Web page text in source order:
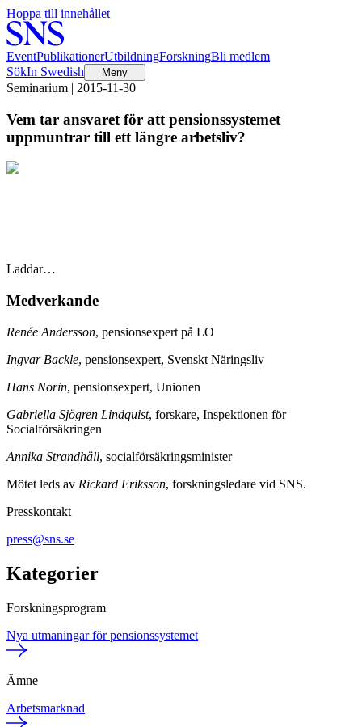
Hoppa till innehållet
EventPublikationerUtbildningForskningBli medlem
SökIn Swedish Meny
Seminarium | 2015-11-30
Vem tar ansvaret för att pensionssystemet
uppmuntrar till ett längre arbetsliv?
Laddar…
Medverkande
Renée Andersson, pensionsexpert på LO
Ingvar Backle, pensionsexpert, Svenskt Näringsliv
Hans Norin, pensionsexpert, Unionen
Gabriella Sjögren Lindquist, forskare, Inspektionen för
Socialförsäkringen
Annika Strandhäll, socialförsäkringsminister
Mötet leds av Rickard Eriksson, forskningsledare vid SNS.
Presskontakt
press@sns.se
Kategorier
Forskningsprogram
Nya utmaningar för pensionssystemet
Ämne
Arbetsmarknad